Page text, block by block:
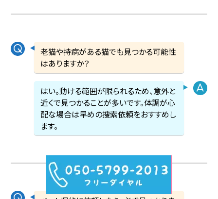
老猫や持病がある猫でも見つかる可能性
はありますか？
はい。動ける範囲が限られるため、意外と
近くで見つかることが多いです。体調が心
配な場合は早めの捜索依頼をおすすめし
ます。